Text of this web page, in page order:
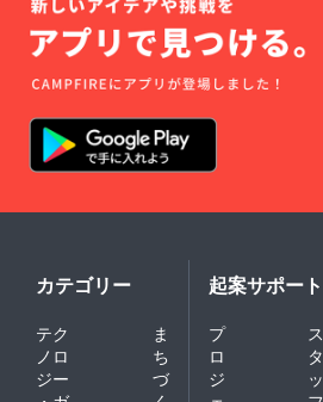
カテゴリー
テク
ノロ
ジー
ま
ち
づ
起案サポート
プ
ロ
ジ
ス
タ
ッ